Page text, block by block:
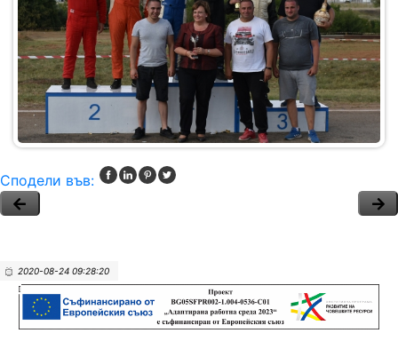
Сподели във:
2020-08-24 09:28:20